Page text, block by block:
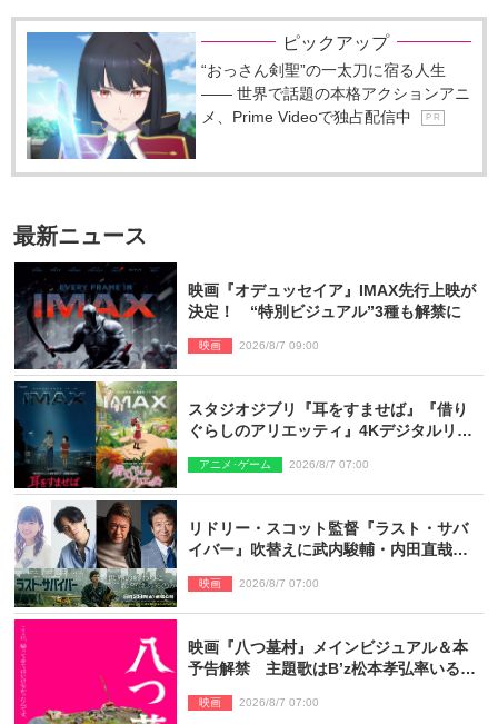
ピックアップ
“おっさん剣聖”の一太刀に宿る人生
―― 世界で話題の本格アクションアニ
メ、Prime Videoで独占配信中
P R
最新ニュース
映画『オデュッセイア』IMAX先行上映が
決定！ “特別ビジュアル”3種も解禁に
映画 2026/8/7 09:00
スタジオジブリ『耳をすませば』『借り
ぐらしのアリエッティ』4Kデジタルリマ
アニメ･ゲーム 2026/8/7 07:00
リドリー・スコット監督『ラスト・サバ
イバー』吹替えに武内駿輔・内田直哉・
結！
映画 2026/8/7 07:00
映画『八つ墓村』メインビジュアル＆本
予告解禁 主題歌はB’z松本孝弘率いる
映画 2026/8/7 07:00